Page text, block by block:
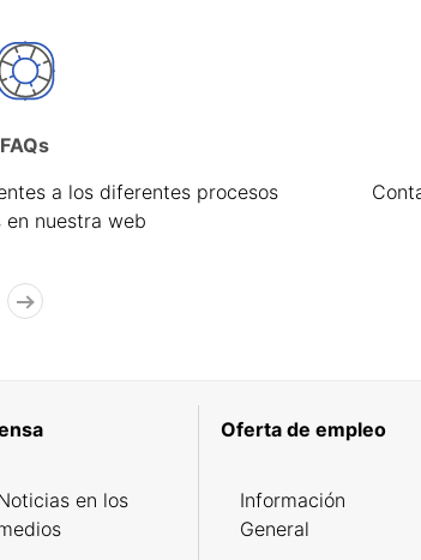
FAQs
a los diferentes procesos
en nuestra web
en los
Oferta de empleo
Información
General